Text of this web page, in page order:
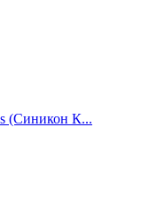
(Синикон К...